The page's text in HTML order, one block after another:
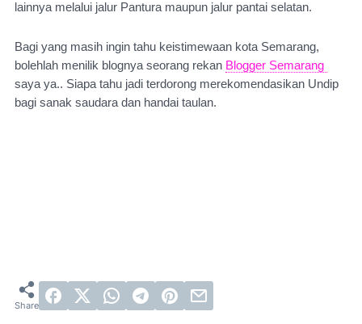
lainnya melalui jalur Pantura maupun jalur pantai selatan.
Bagi yang masih ingin tahu keistimewaan kota Semarang,
bolehlah menilik blognya seorang rekan
saya ya.. Siapa tahu jadi terdorong merekomendasikan Undip
bagi sanak saudara dan handai taulan.